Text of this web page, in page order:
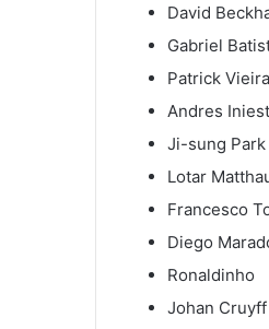
David
Gabriel
Patrick Vieira
Andres
Ji-sung Park
Lotar
Francesco
Diego
Ronaldinho
Johan Cruyff